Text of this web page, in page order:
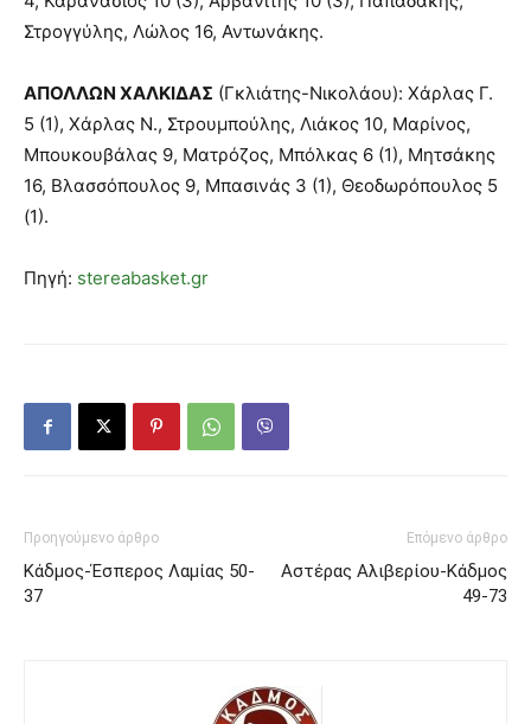
Στρογγύλης, Λώλος 16, Αντωνάκης.
ΑΠΟΛΛΩΝ ΧΑΛΚΙΔΑΣ (Γκλιάτης-Νικολάου): Χάρλας Γ.
5 (1), Χάρλας Ν., Στρουμπούλης, Λιάκος 10, Μαρίνος,
Μπουκουβάλας 9, Ματρόζος, Μπόλκας 6 (1), Μητσάκης
16, Βλασσόπουλος 9, Μπασινάς 3 (1), Θεοδωρόπουλος 5
(1).
Πηγή: stereabasket.gr
Προηγούμενο άρθρο
Κάδμος-Έσπερος Λαμίας 50-
37
Επόμενο άρθρο
Αστέρας Αλιβερίου-Κάδμος
49-73